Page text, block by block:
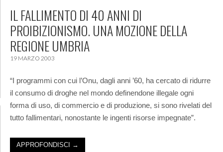
IL FALLIMENTO DI 40 ANNI DI
PROIBIZIONISMO. UNA MOZIONE DELLA
REGIONE UMBRIA
19 MARZO 2003
“I programmi con cui l’Onu, dagli anni ’60, ha cercato di ridurre
il consumo di droghe nel mondo definendone illegale ogni
forma di uso, di commercio e di produzione, si sono rivelati del
tutto fallimentari, nonostante le ingenti risorse impegnate”.
APPROFONDISCI →